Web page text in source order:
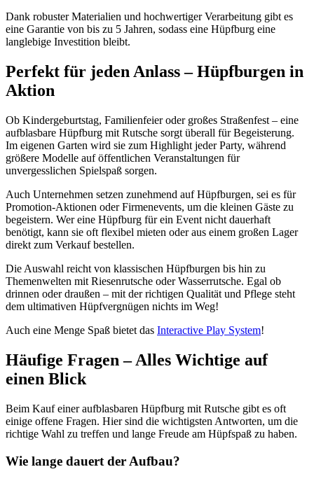
Dank robuster Materialien und hochwertiger Verarbeitung gibt es
eine Garantie von bis zu 5 Jahren, sodass eine Hüpfburg eine
langlebige Investition bleibt.
Perfekt für jeden Anlass – Hüpfburgen in
Aktion
Ob Kindergeburtstag, Familienfeier oder großes Straßenfest – eine
aufblasbare Hüpfburg mit Rutsche sorgt überall für Begeisterung.
Im eigenen Garten wird sie zum Highlight jeder Party, während
größere Modelle auf öffentlichen Veranstaltungen für
unvergesslichen Spielspaß sorgen.
Auch Unternehmen setzen zunehmend auf Hüpfburgen, sei es für
Promotion-Aktionen oder Firmenevents, um die kleinen Gäste zu
begeistern. Wer eine Hüpfburg für ein Event nicht dauerhaft
benötigt, kann sie oft flexibel mieten oder aus einem großen Lager
direkt zum Verkauf bestellen.
Die Auswahl reicht von klassischen Hüpfburgen bis hin zu
Themenwelten mit Riesenrutsche oder Wasserrutsche. Egal ob
drinnen oder draußen – mit der richtigen Qualität und Pflege steht
dem ultimativen Hüpfvergnügen nichts im Weg!
Auch eine Menge Spaß bietet das Interactive Play System!
Häufige Fragen – Alles Wichtige auf
einen Blick
Beim Kauf einer aufblasbaren Hüpfburg mit Rutsche gibt es oft
einige offene Fragen. Hier sind die wichtigsten Antworten, um die
richtige Wahl zu treffen und lange Freude am Hüpfspaß zu haben.
Wie lange dauert der Aufbau?